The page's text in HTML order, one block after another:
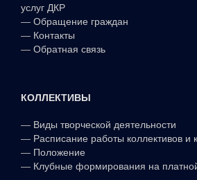
услуг ДКР
— Обращение граждан
— Контакты
— Обратная связь
КОЛЛЕКТИВЫ
— Виды творческой деятельности
— Расписание работы коллективов и
— Положение
— Клубные формирования на